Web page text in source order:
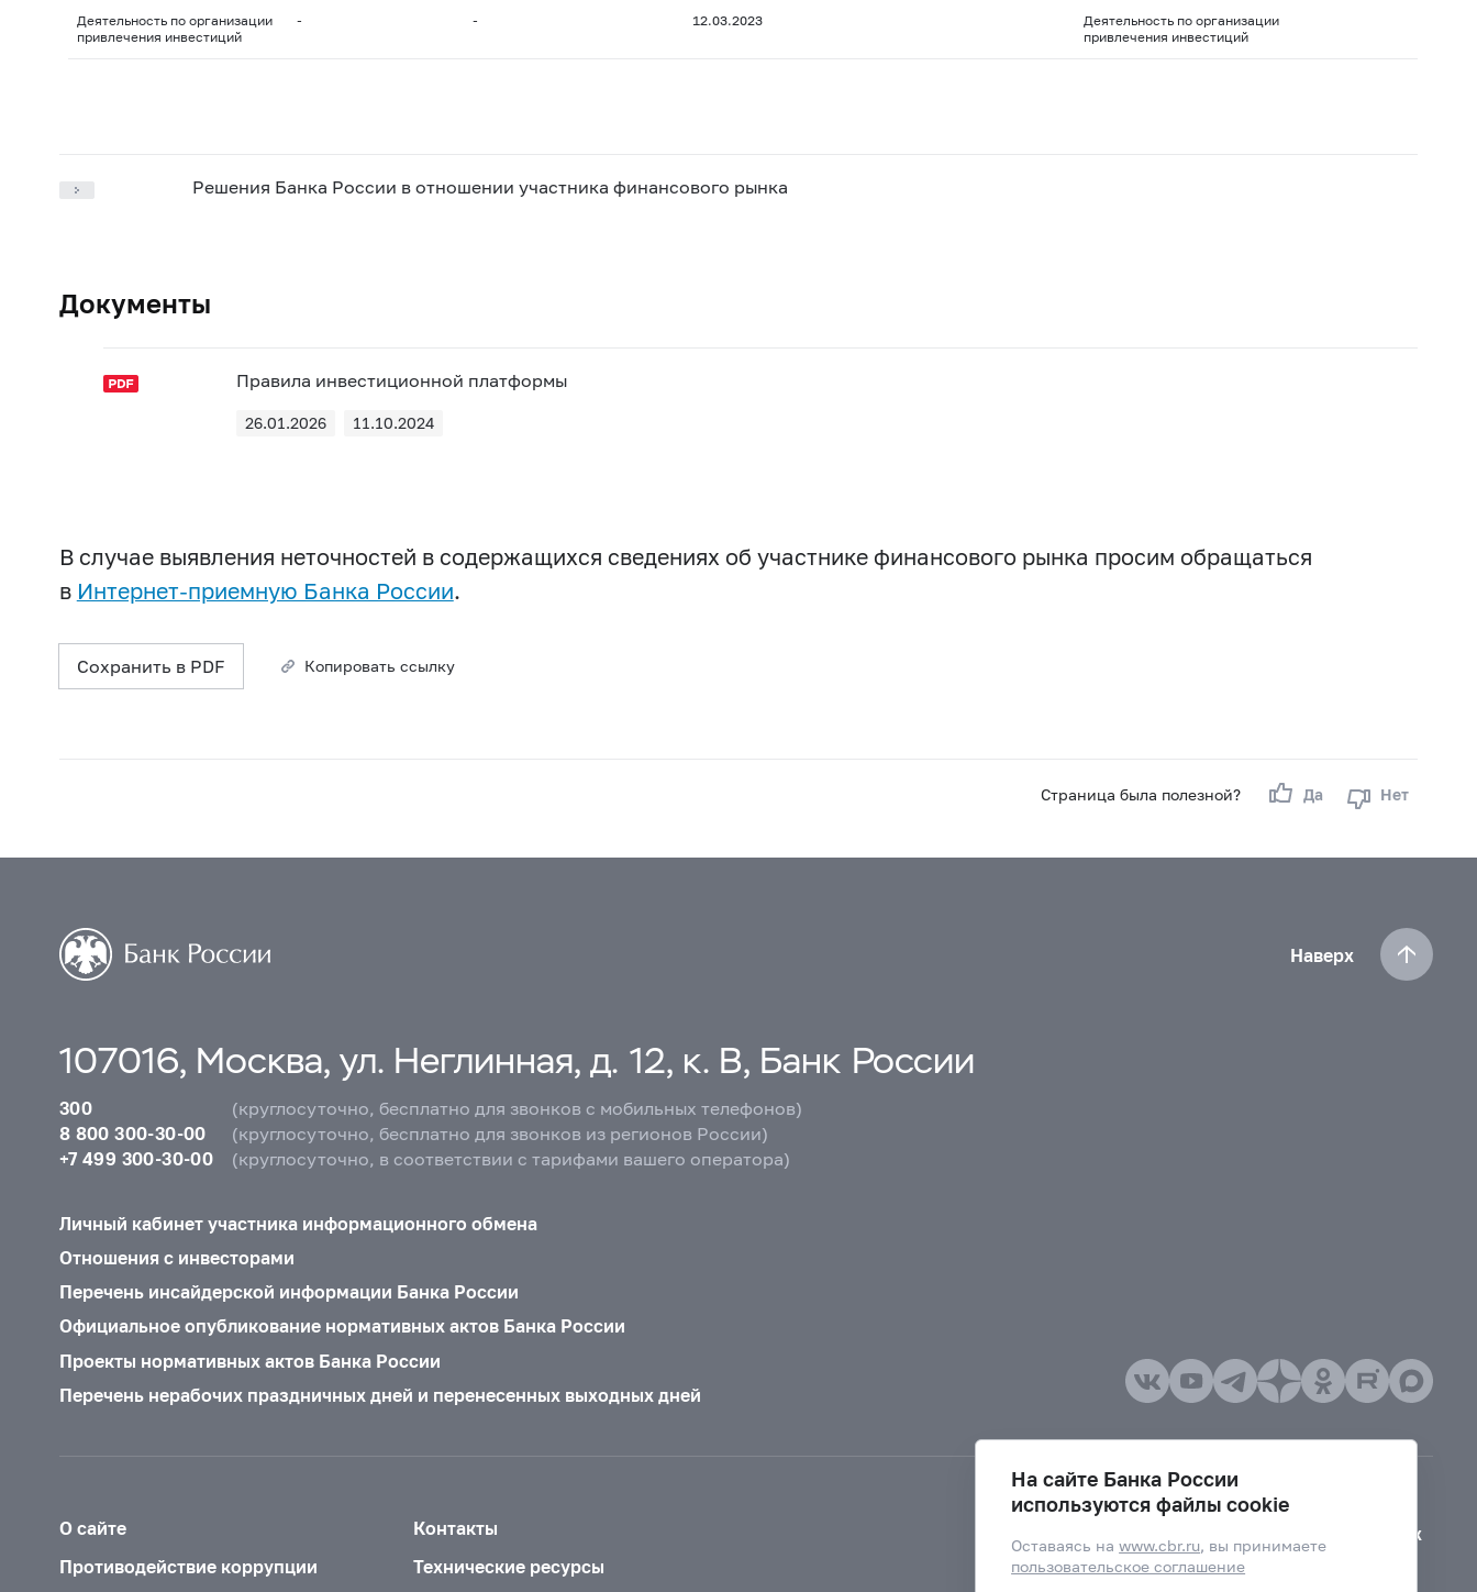
Деятельность по организации
привлечения инвестиций
- - 12.03.2023
Деятельность по организации
привлечения инвестиций
Решения Банка России в отношении участника финансового рынка
Документы
Правила инвестиционной платформы
26.01.2026 11.10.2024
В случае выявления неточностей в содержащихся сведениях об участнике финансового рынка просим обращаться
в Интернет-приемную Банка России.
Сохранить в PDF Копировать ссылку
Страница была полезной? Да Нет
Наверх
107016, Москва, ул. Неглинная, д. 12, к. В, Банк России
300
(круглосуточно, бесплатно для звонков с мобильных телефонов)
8 800 300-30-00
(круглосуточно, бесплатно для звонков из регионов России)
+7 499 300-30-00
(круглосуточно, в соответствии с тарифами вашего оператора)
Личный кабинет участника информационного обмена
Отношения с инвесторами
Перечень инсайдерской информации Банка России
Официальное опубликование нормативных актов Банка России
Проекты нормативных актов Банка России
Перечень нерабочих праздничных дней и перенесенных выходных дней
О сайте
Контакты
Противодействие коррупции
Технические ресурсы
Версия для слабовидящих
На сайте Банка России
используются файлы cookie
Оставаясь наwww.cbr.ru, вы принимаете
пользовательское соглашение